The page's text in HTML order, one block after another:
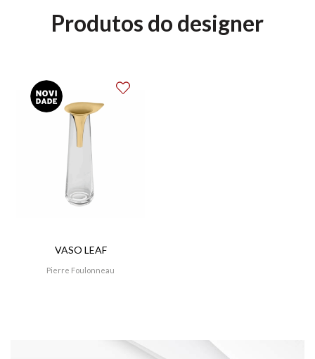
Produtos do designer
VASO LEAF
Pierre Foulonneau